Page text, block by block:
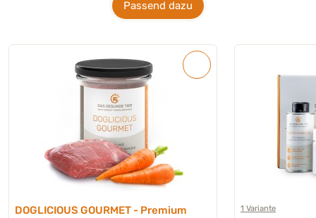
Passend dazu
DOGLICIOUS GOURMET - Premium
1 Variante